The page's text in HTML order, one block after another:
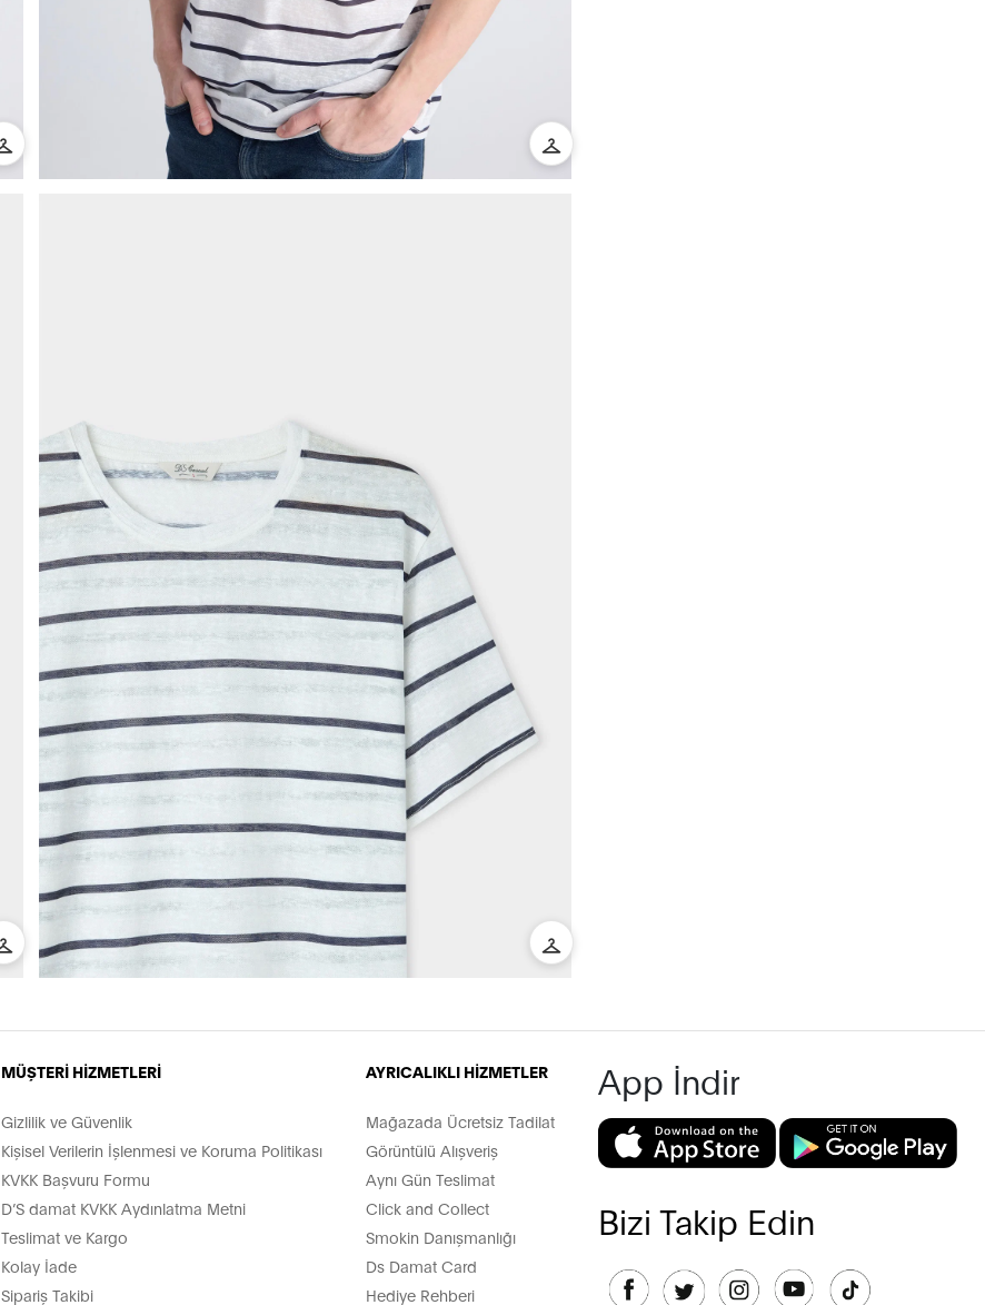
MÜŞTERİ HİZMETLERİ
Gizlilik ve Güvenlik
Kişisel Verilerin İşlenmesi ve Koruma Politikası
KVKK Başvuru Formu
D’S damat KVKK Aydınlatma Metni
Teslimat ve Kargo
Kolay İade
Sipariş Takibi
AYRICALIKLI HİZMETLER
Mağazada Ücretsiz Tadilat
Görüntülü Alışveriş
Aynı Gün Teslimat
Click and Collect
Smokin Danışmanlığı
Ds Damat Card
Hediye Rehberi
App İndir
Bizi Takip Edin